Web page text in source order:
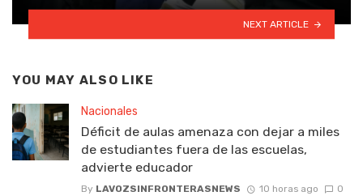
NEXT ARTICLE
YOU MAY ALSO LIKE
Nacionales
Déficit de aulas amenaza con dejar a miles
de estudiantes fuera de las escuelas,
advierte educador
By LAVOZSINFRONTERASNEWS 10 horas ago 0